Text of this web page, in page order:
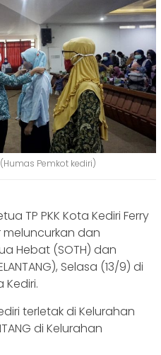
Pemkot kediri)
TP PKK Kota Kediri Ferry
meluncurkan dan
Hebat (SOTH) dan
Selasa (13/9) di
terletak di Kelurahan
di Kelurahan